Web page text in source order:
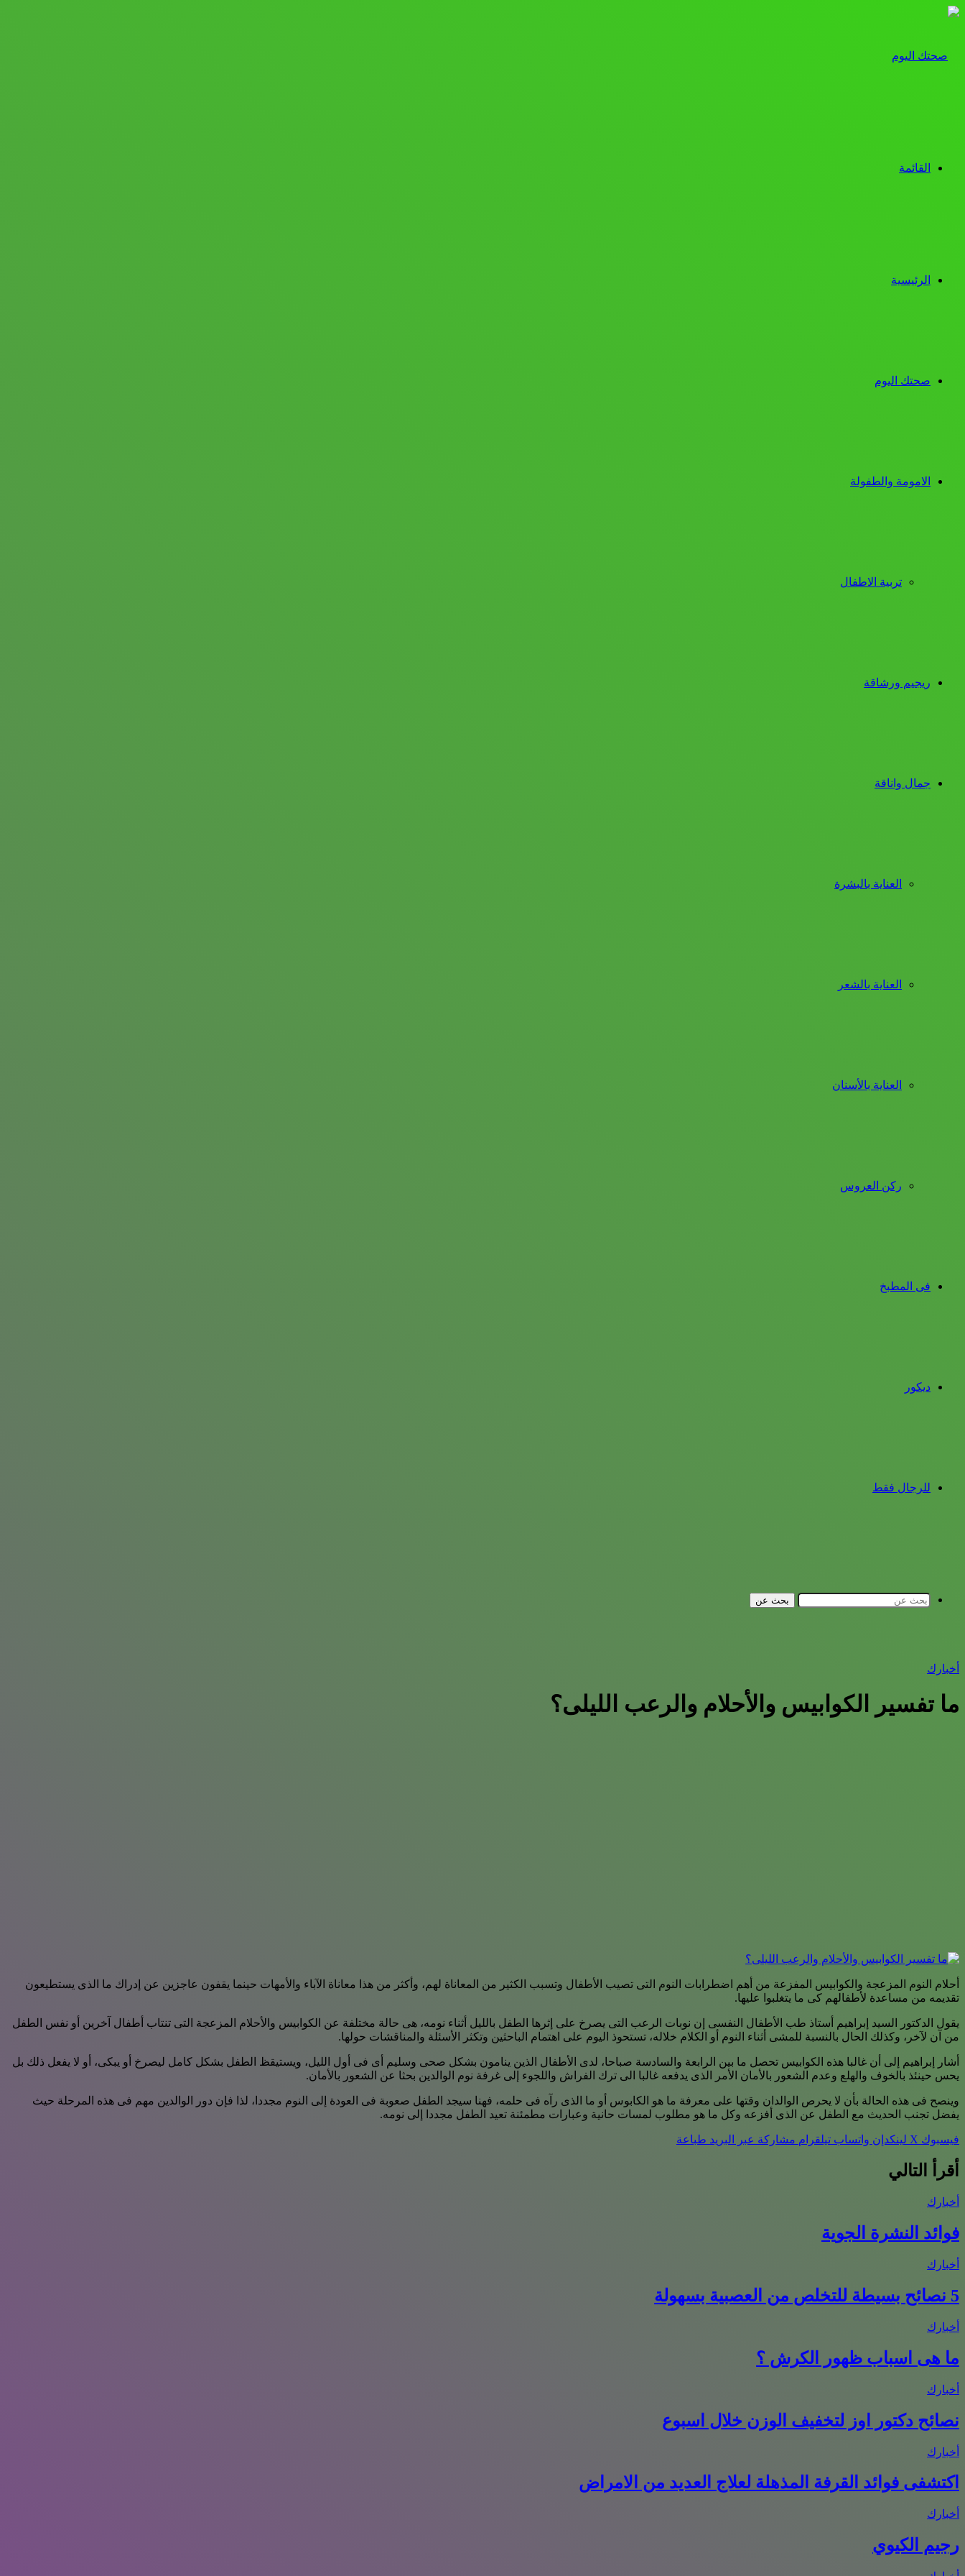
القائمة
الرئيسية
صحتك اليوم
الامومة والطفولة
تربية الاطفال
ريجيم ورشاقة
جمال واناقة
العناية بالبشرة
العناية بالشعر
العناية بالأسنان
ركن العروس
فى المطبخ
ديكور
للرجال فقط
بحث عن
أخبارك
ما تفسير الكوابيس والأحلام والرعب الليلى؟
أحلام النوم المزعجة والكوابيس المفزعة من أهم اضطرابات النوم التى تصيب الأطفال وتسبب الكثير من المعاناة لهم، وأكثر من هذا معاناة الآباء والأمهات حينما يقفون عاجزين عن إدراك ما الذى يستطيعون
تقديمه من مساعدة لأطفالهم كى ما يتغلبوا عليها.
يقول الدكتور السيد إبراهيم أستاذ طب الأطفال النفسى إن نوبات الرعب التى يصرخ على إثرها الطفل بالليل أثناء نومه، هى حالة مختلفة عن الكوابيس والأحلام المزعجة التى تنتاب أطفال آخرين أو نفس الطفل
من آن لآخر، وكذلك الحال بالنسبة للمشى أثناء النوم أو الكلام خلاله، تستحوذ اليوم على اهتمام الباحثين وتكثر الأسئلة والمناقشات حولها.
أشار إبراهيم إلى أن غالبا هذه الكوابيس تحصل ما بين الرابعة والسادسة صباحا، لدى الأطفال الذين ينامون بشكل صحى وسليم أى فى أول الليل، ويستيقظ الطفل بشكل كامل ليصرخ أو يبكى، أو لا يفعل ذلك بل
يحس حينئذ بالخوف والهلع وعدم الشعور بالأمان الأمر الذى يدفعه غالبا الى ترك الفراش واللجوء إلى غرفة نوم الوالدين بحثا عن الشعور بالأمان.
وينصح فى هذه الحالة بأن لا يحرص الوالدان وقتها على معرفة ما هو الكابوس أو ما الذى رآه فى حلمه، فهنا سيجد الطفل صعوبة فى العودة إلى النوم مجددا، لذا فإن دور الوالدين مهم فى هذه المرحلة حيث
يفضل تجنب الحديث مع الطفل عن الذى أفزعه وكل ما هو مطلوب لمسات حانية وعبارات مطمئنة تعيد الطفل مجددا إلى نومه.
فيسبوك ‫X لينكدإن واتساب تيلقرام مشاركة عبر البريد طباعة
أقرأ التالي
أخبارك
فوائد النشرة الجوية
أخبارك
5 نصائح بسيطة للتخلص من العصبية بسهولة
أخبارك
ما هى اسباب ظهور الكرش ؟
أخبارك
نصائح دكتور اوز لتخفيف الوزن خلال اسبوع
أخبارك
اكتشفى فوائد القرفة المذهلة لعلاج العديد من الامراض
أخبارك
رجيم الكيوي